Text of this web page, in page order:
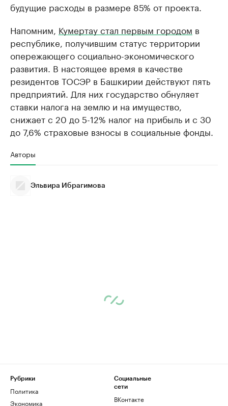
будущие расходы в размере 85% от проекта.
Напомним, Кумертау стал первым городом в
республике, получившим статус территории
опережающего социально-экономического
развития. В настоящее время в качестве
резидентов ТОСЭР в Башкирии действуют пять
предприятий. Для них государство обнуляет
ставки налога на землю и на имущество,
снижает с 20 до 5-12% налог на прибыль и с 30
до 7,6% страховые взносы в социальные фонды.
Авторы
Эльвира Ибрагимова
Рубрики
Политика
Экономика
Социальные
сети
ВКонтакте